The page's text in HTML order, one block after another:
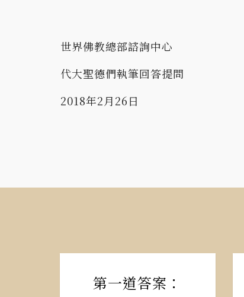
世界佛教總部諮詢中心
代大聖德們執筆回答提問
2018年2月26日
第一道答案：